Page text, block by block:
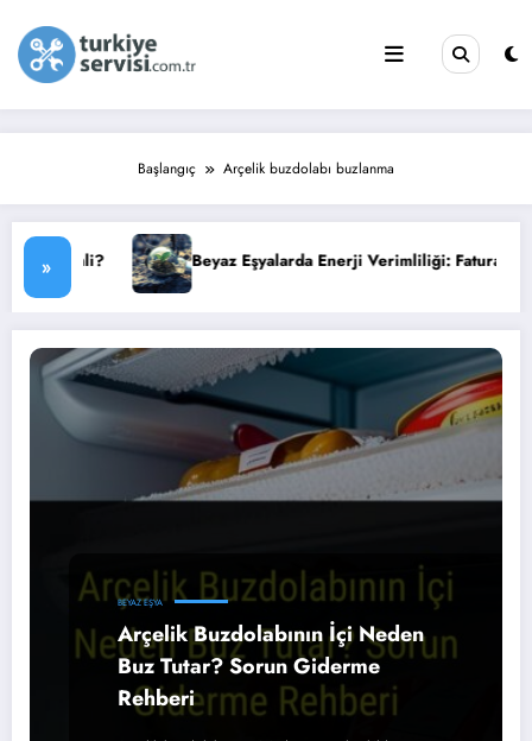
Başlangıç Arçelik buzdolabı buzlanma
» Beyaz Eşyalarda Enerji Verimliliği: Faturanızı Düşürün
BEYAZ EŞYA
Arçelik Buzdolabının İçi Neden
Buz Tutar? Sorun Giderme
Rehberi